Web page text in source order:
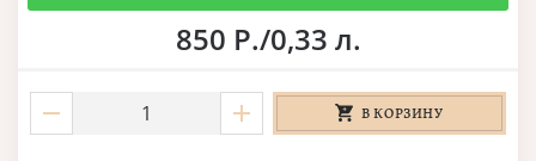
850 Р./0,33 л.
В КОРЗИНУ